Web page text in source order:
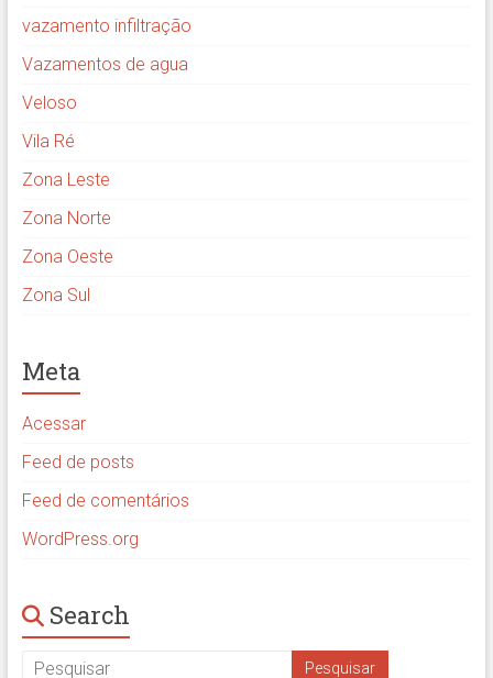
vazamento infiltração
Vazamentos de agua
Veloso
Vila Ré
Zona Leste
Zona Norte
Zona Oeste
Zona Sul
Meta
Acessar
Feed de posts
Feed de comentários
WordPress.org
Search